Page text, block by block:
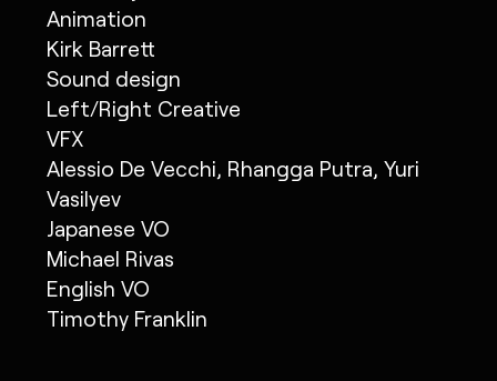
Animation
Kirk Barrett
Sound design
Left/Right Creative
VFX
Alessio De Vecchi, Rhangga Putra, Yuri
Vasilyev
Japanese VO
Michael Rivas
English VO
Timothy Franklin